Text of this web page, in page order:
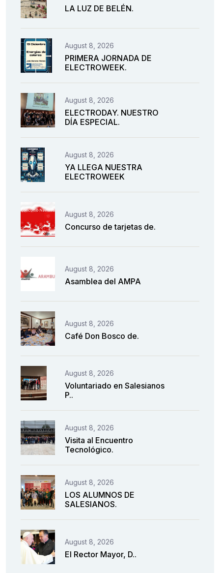
LA LUZ DE BELÉN.
August 8, 2026
PRIMERA JORNADA DE
ELECTROWEEK.
August 8, 2026
ELECTRODAY. NUESTRO
DÍA ESPECIAL.
August 8, 2026
YA LLEGA NUESTRA
ELECTROWEEK
August 8, 2026
Concurso de tarjetas de.
August 8, 2026
Asamblea del AMPA
August 8, 2026
Café Don Bosco de.
August 8, 2026
Voluntariado en Salesianos
P..
August 8, 2026
Visita al Encuentro
Tecnológico.
August 8, 2026
LOS ALUMNOS DE
SALESIANOS.
August 8, 2026
El Rector Mayor, D..